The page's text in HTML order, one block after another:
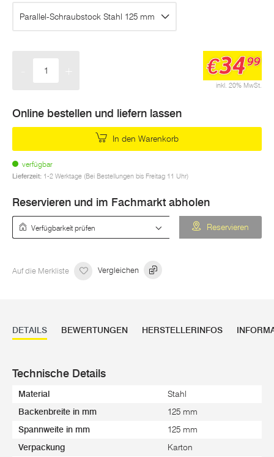
Parallel-Schraubstock Stahl 125 mm
inkl. 20% MwSt.
€3499
Online bestellen und liefern lassen
In den Warenkorb
verfügbar
Lieferzeit: 1-2 Werktage (Bei Bestellungen bis Freitag 11 Uhr)
Reservieren und im Fachmarkt abholen
Reservieren
Auf die Merkliste Vergleichen
DETAILS BEWERTUNGEN HERSTELLERINFOS
Technische Details
Material Stahl
Backenbreite in mm 125 mm
Spannweite in mm 125 mm
Verpackung Karton